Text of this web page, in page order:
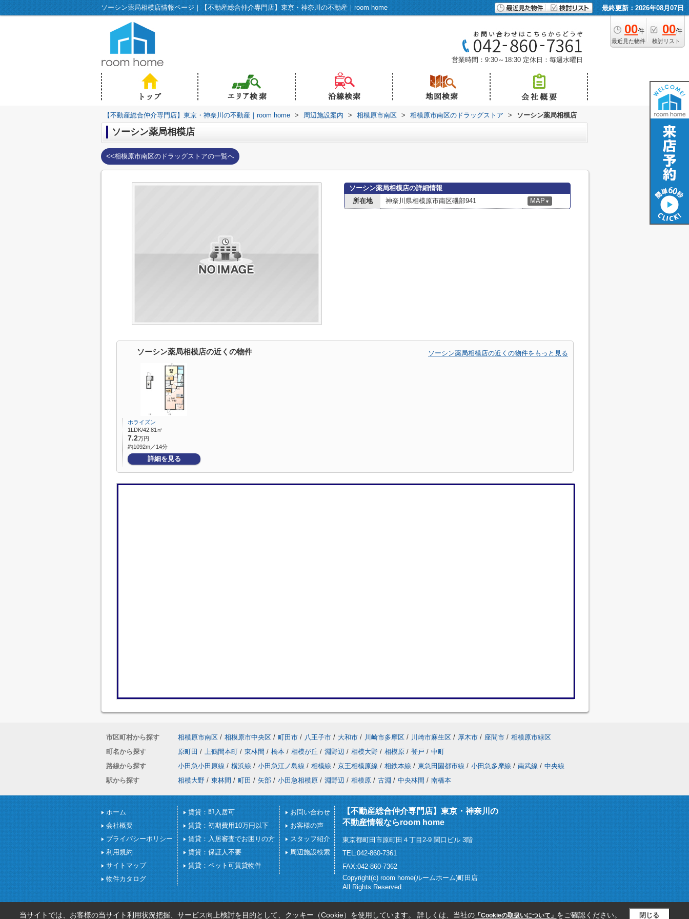
ソーシン薬局相模店情報ページ｜【不動産総合仲介専門店】東京・神奈川の不動産｜room home 最終更新：2026年08月07日
00件
最近見た物件
00件
検討リスト
営業時間：9:30～18:30 定休日：毎週水曜日
【不動産総合仲介専門店】東京・神奈川の不動産｜room home > 周辺施設案内 > 相模原市南区 > 相模原市南区のドラッグストア > ソーシン薬局相模店
ソーシン薬局相模店
<<相模原市南区のドラッグストアの一覧へ
ソーシン薬局相模店の詳細情報
所在地
神奈川県相模原市南区磯部941 MAP ▼
ソーシン薬局相模店の近くの物件 ソーシン薬局相模店の近くの物件をもっと見る
ホライズン
1LDK/42.81㎡
7.2万円
約1092m／14分
詳細を見る
市区町村から探す 相模原市南区 / 相模原市中央区 / 町田市 / 八王子市 / 大和市 / 川崎市多摩区 / 川崎市麻生区 / 厚木市 / 座間市 / 相模原市緑区
町名から探す
原町田 / 上鶴間本町 / 東林間 / 橋本 / 相模が丘 / 淵野辺 / 相模大野 / 相模原 / 登戸 / 中町
路線から探す
小田急小田原線 / 横浜線 / 小田急江ノ島線 / 相模線 / 京王相模原線 / 相鉄本線 / 東急田園都市線 / 小田急多摩線 / 南武線 / 中央線
駅から探す
相模大野 / 東林間 / 町田 / 矢部 / 小田急相模原 / 淵野辺 / 相模原 / 古淵 / 中央林間 / 南橋本
ホーム
会社概要
プライバシーポリシー
利用規約
サイトマップ
物件カタログ
賃貸：即入居可
賃貸：初期費用10万円以下
賃貸：入居審査でお困りの方
賃貸：保証人不要
賃貸：ペット可賃貸物件
お問い合わせ
お客様の声
スタッフ紹介
周辺施設検索
【不動産総合仲介専門店】東京・神奈川の
不動産情報ならroom home
東京都町田市原町田４丁目2-9 関口ビル 3階
TEL:042-860-7361
FAX:042-860-7362
Copyright(c) room home(ルームホーム)町田店
All Rights Reserved.
当サイトでは、お客様の当サイト利用状況把握、サービス向上検討を目的として、クッキー（Cookie）を使用しています。 詳しくは、当社の「Cookieの取扱いについて」 をご確認ください。 閉じる